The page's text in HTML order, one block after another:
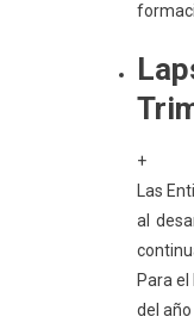
+
Las
al
Para
del